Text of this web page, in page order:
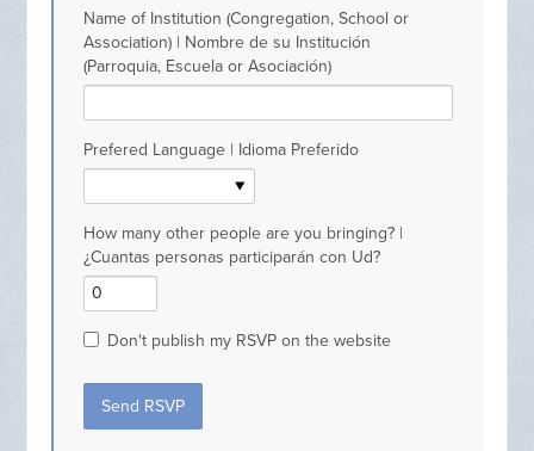
Name of Institution (Congregation, School or
Association) | Nombre de su Institución
(Parroquia, Escuela or Asociación)
Prefered Language | Idioma Preferido
How many other people are you bringing? |
¿Cuantas personas participarán con Ud?
Don't publish my RSVP on the website